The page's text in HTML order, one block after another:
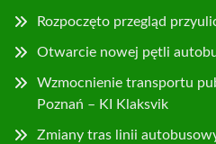
Rozpoczęto przegląd
Otwarcie nowej pętli
Wzmocnienie transportu
Poznań – KI Klaksvik
Zmiany tras linii